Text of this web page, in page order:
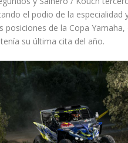
el podio de la especialidad
posiciones de la Copa Yamaha,
su última cita del año.